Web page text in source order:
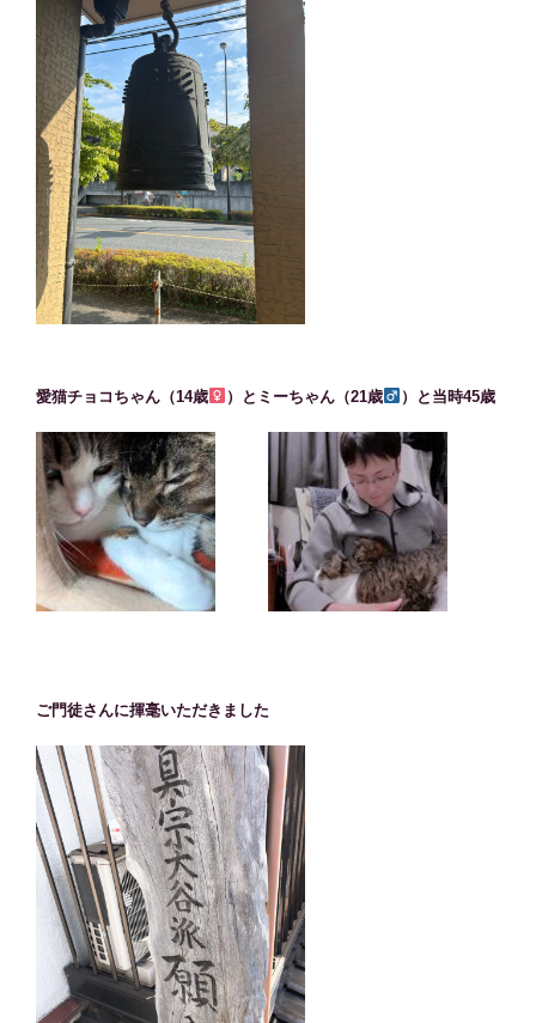
愛猫チョコちゃん（14歳 ）とミーちゃん（21歳 ）と当時45歳
ご門徒さんに揮毫いただきました